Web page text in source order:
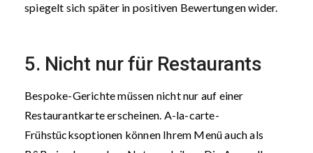
spiegelt sich später in positiven Bewertungen wider.
5. Nicht nur für Restaurants
Bespoke-Gerichte müssen nicht nur auf einer
Restaurantkarte erscheinen. A-la-carte-
Frühstücksoptionen können Ihrem Menü auch als